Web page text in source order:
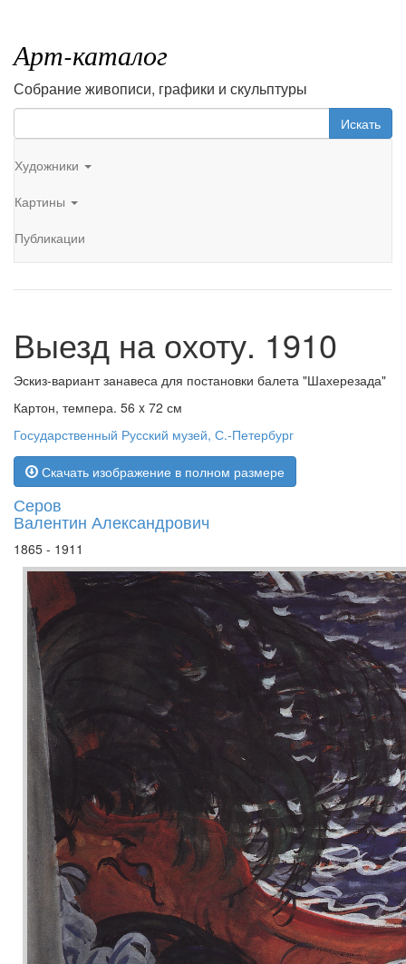
Арт-каталог
Собрание живописи, графики и скульптуры
Искать
Художники
Картины
Публикации
Выезд на охоту. 1910
Эскиз-вариант занавеса для постановки балета "Шахерезада"
Картон, темпера. 56 x 72 см
Государственный Русский музей, С.-Петербург
Скачать изображение в полном размере
Серов
Валентин Александрович
1865 - 1911